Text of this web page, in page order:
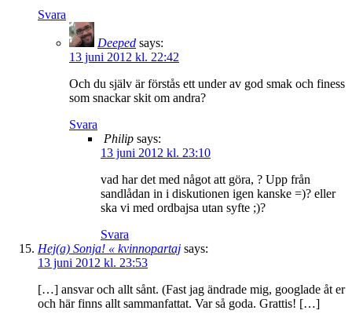
Svara
Deeped says:
13 juni 2012 kl. 22:42
Och du själv är förstås ett under av god smak och finess
som snackar skit om andra?
Svara
Philip says:
13 juni 2012 kl. 23:10
vad har det med något att göra, ? Upp från
sandlådan in i diskutionen igen kanske =)? eller
ska vi med ordbajsa utan syfte ;)?
Svara
Hej(a) Sonja! « kvinnopartaj says:
13 juni 2012 kl. 23:53
[…] ansvar och allt sånt. (Fast jag ändrade mig, googlade åt er
och här finns allt sammanfattat. Var så goda. Grattis! […]